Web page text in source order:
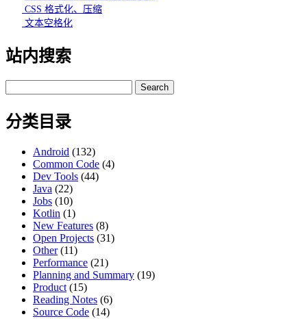
CSS 格式化、压缩
文本空格化
站内搜索
for:
分类目录
Android (132)
Common Code (4)
Dev Tools (44)
Java (22)
Jobs (10)
Kotlin (1)
New Features (8)
Open Projects (31)
Other(11)
Performance (21)
Planning and Summary (19)
Product (15)
Reading Notes (6)
Source Code (14)